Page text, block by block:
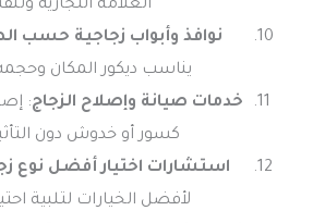
العلامة التجارية
نوافذ وأبواب زجاجية حسب
يناسب ديكور المكان
خدمات صيانة وإصلاح الزجاج:
كسور أو خدوش دون
استشارات اختيار أفضل نوع
لأفضل الخيارات لتلبية